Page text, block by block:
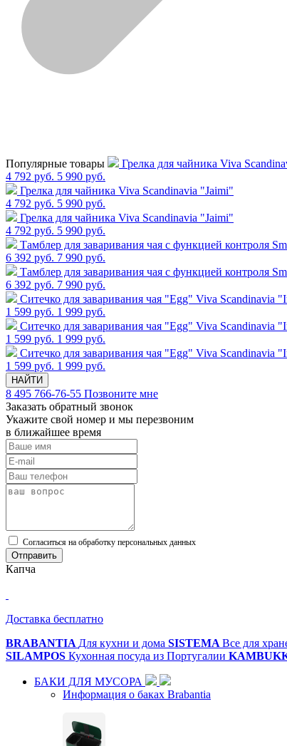
Популярные товары
Грелка для чайника Viva
4 792 руб. 5 990 руб.
Грелка для чайника Viva Scandinavia "Jaimi"
4 792 руб. 5 990 руб.
Грелка для чайника Viva Scandinavia "Jaimi"
4 792 руб. 5 990 руб.
Тамблер для заваривания чая с функцией контроля
6 392 руб. 7 990 руб.
Тамблер для заваривания чая с функцией контроля
6 392 руб. 7 990 руб.
Cитечко для заваривания чая "Egg" Viva Scandinavia
1 599 руб. 1 999 руб.
Cитечко для заваривания чая "Egg" Viva Scandinavia
1 599 руб. 1 999 руб.
Cитечко для заваривания чая "Egg" Viva Scandinavia
1 599 руб. 1 999 руб.
НАЙТИ
8 495 766-76-55 Позвоните мне
Заказать обратный звонок
Укажите свой номер и мы перезвоним
в ближайшее время
Cогласиться на обработку персональных данных
Отправить
Капча
Доставка бесплатно
BRABANTIA Для кухни и дома SISTEMA Все для
SILAMPOS Кухонная посуда из Португалии
БАКИ ДЛЯ МУСОРА
Информация о баках Brabantia